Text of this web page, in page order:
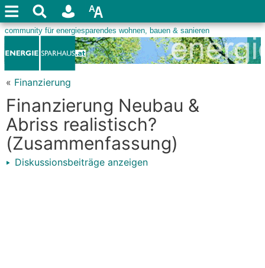
« Finanzierung
Finanzierung Neubau &
Abriss realistisch?
(Zusammenfassung)
Diskussionsbeiträge anzeigen